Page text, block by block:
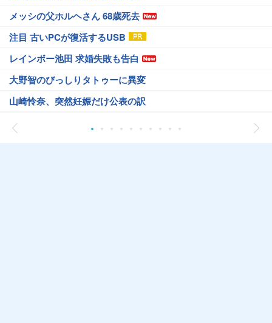
メッシの父ホルヘさん 68歳死去
注目 古いPCが復活するUSB
レインボー池田 求婚失敗も告白
大野智のびっしりタトゥーに異変
山崎怜奈、突然妊娠だけ公表の訳